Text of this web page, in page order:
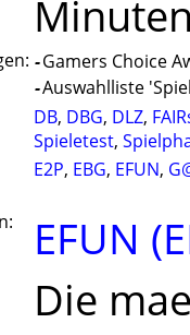
-Gamers Choice
-Auswahlliste
DB, DBG, DLZ,
Spieletest,
E2P, EBG, EFUN,
EFUN
Die